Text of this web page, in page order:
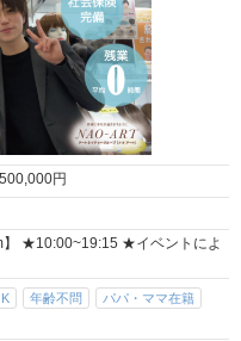
500,000円
】 ★10:00~19:15 ★イベントによ
年齢不問
パパ・ママ在籍